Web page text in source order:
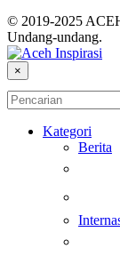
© 2019-2025
Undang-undang.
×
Kategori
Berita